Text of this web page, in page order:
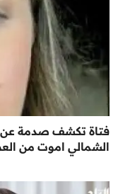
فتاة تكشف صدمة عن
الشمالي اموت من